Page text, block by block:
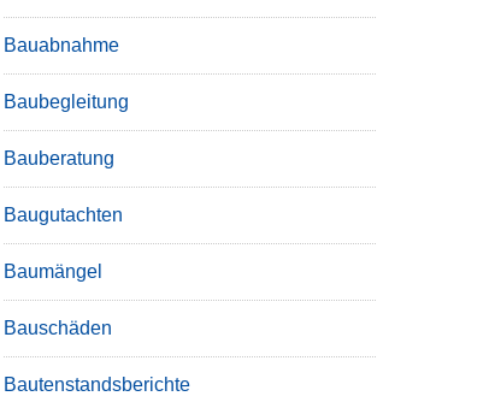
Bauabnahme
Baubegleitung
Bauberatung
Baugutachten
Baumängel
Bauschäden
Bautenstandsberichte